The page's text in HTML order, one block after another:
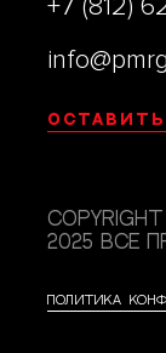
+7 (812)
Оставить
Copyright
2025 Все
Политика